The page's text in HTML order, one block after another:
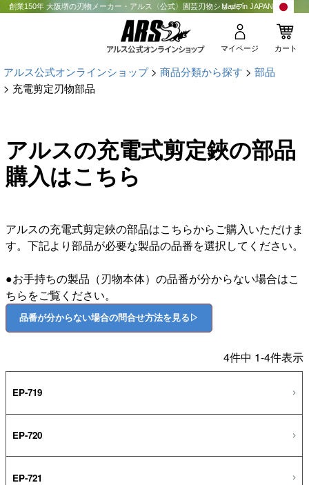
創業150年 大阪堺の刃物メーカー・アルス〈公式〉園芸刃物ショップMade in JAPAN
マイページ カート
アルス公式オンラインショップ 商品分類から探す
部品
充電剪定刃物部品
アルスの充電式剪定鋏の部品
購入はこちら
アルスの充電式剪定鋏の部品はこちらからご購入いただけま
す。下記より部品が必要な製品の品番を選択してください。
●お手持ちの製品（刃物本体）の品番が分からない場合はこ
ちらをご覧ください。
品番が分からない場合の問合せ方法を見る▷
4件中 1-4件表示
EP-719
EP-720
EP-721